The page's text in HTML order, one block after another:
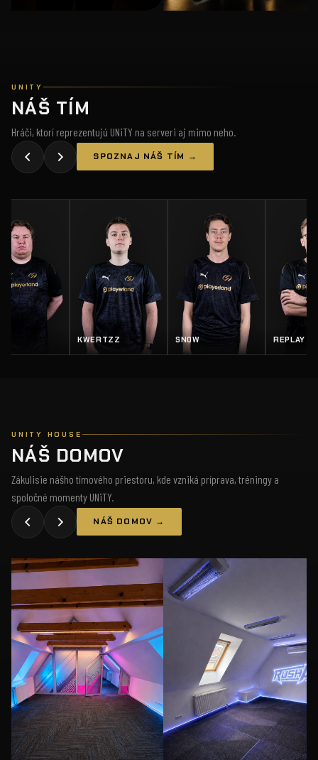
UNITY
NÁŠ TÍM
Hráči, ktorí reprezentujú UNiTY na serveri aj mimo neho.
SPOZNAJ NÁŠ TÍM →
KWERTZZ SN0W REPLAY
UNITY HOUSE
NÁŠ DOMOV
Zákulisie nášho tímového priestoru, kde vzniká príprava, tréningy a
spoločné momenty UNiTY.
NÁŠ DOMOV →